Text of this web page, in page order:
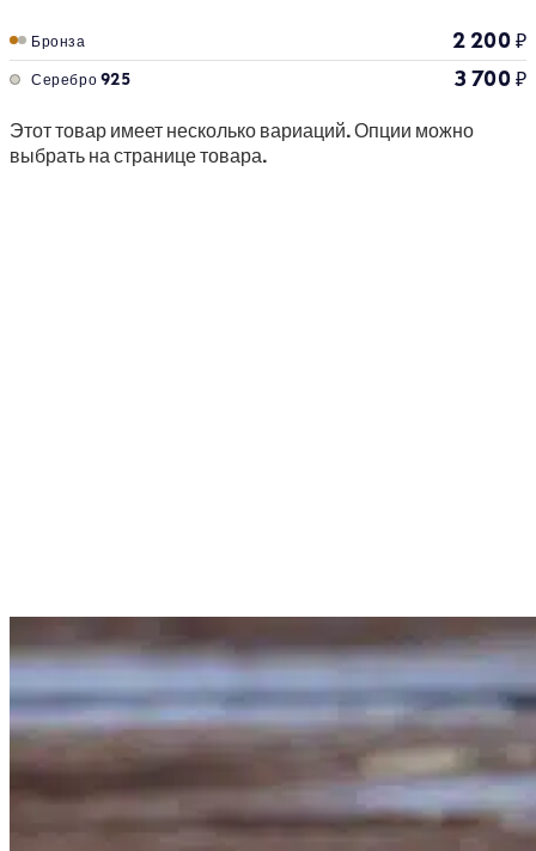
Бронза 2 200₽
Серебро 925 3 700₽
Этот товар имеет несколько вариаций. Опции можно
выбрать на странице товара.